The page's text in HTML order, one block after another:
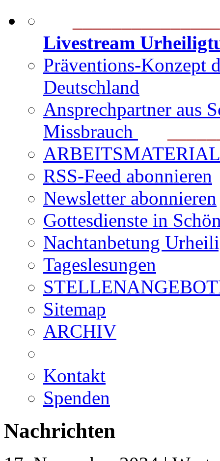
Livestream
Präventions-Konzept
Deutschland
Ansprechpartner aus
Missbrauch
ARBEITSMATERIAL
RSS-Feed abonnieren
Newsletter abonnieren
Gottesdienste in
Nachtanbetung
Tageslesungen
Sitemap
ARCHIV
Kontakt
Spenden
Nachrichten